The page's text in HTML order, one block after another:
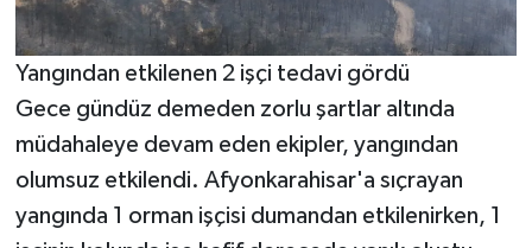
Yangından etkilenen 2 işçi tedavi gördü
Gece gündüz demeden zorlu şartlar altında
müdahaleye devam eden ekipler, yangından
olumsuz etkilendi. Afyonkarahisar'a sıçrayan
yangında 1 orman işçisi dumandan etkilenirken, 1